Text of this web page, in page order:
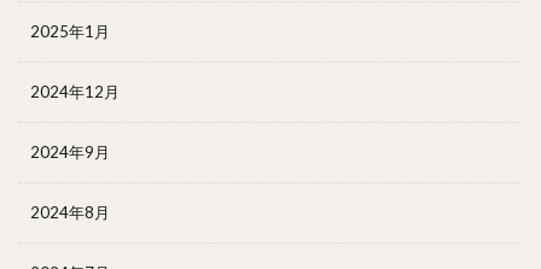
2025年1月
2024年12月
2024年9月
2024年8月